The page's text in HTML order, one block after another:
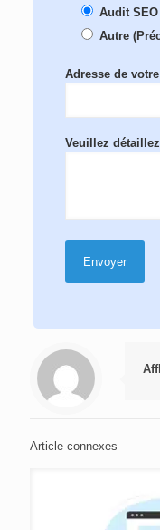
Audit SEO
Autre
Adresse de
Veuillez
Article connexes